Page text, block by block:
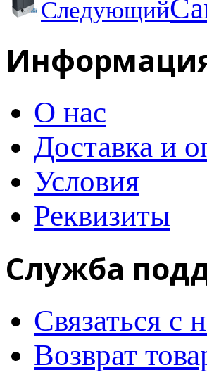
Следующий
О нас
Доставка и
Условия
Реквизиты
Служба
Связаться с
Возврат